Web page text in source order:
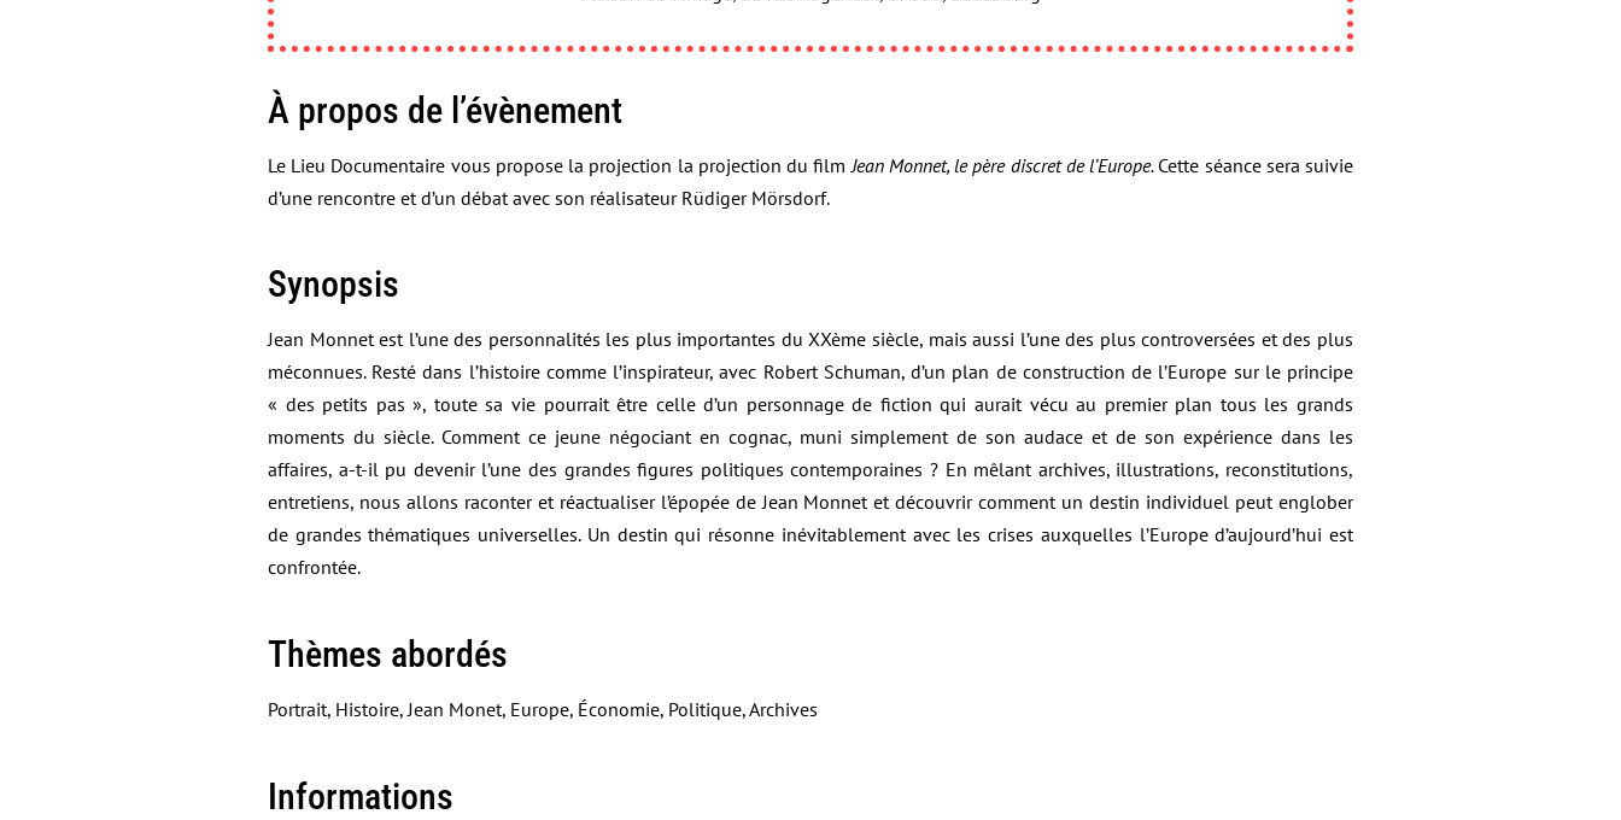
À propos de l’évènement
Le Lieu Documentaire vous propose la projection la projection du filmJean Monnet, le père discret de l’Europe. Cette séance sera suivie
d’une rencontre et d’un débat avec son réalisateur Rüdiger Mörsdorf.
Synopsis
Jean Monnet est l’une des personnalités les plus importantes du XXème siècle, mais aussi l’une des plus controversées et des plus
méconnues. Resté dans l’histoire comme l’inspirateur, avec Robert Schuman, d’un plan de construction de l’Europe sur le principe
« des petits pas », toute sa vie pourrait être celle d’un personnage de fiction qui aurait vécu au premier plan tous les grands
moments du siècle. Comment ce jeune négociant en cognac, muni simplement de son audace et de son expérience dans les
affaires, a-t-il pu devenir l’une des grandes figures politiques contemporaines ? En mêlant archives, illustrations, reconstitutions,
entretiens, nous allons raconter et réactualiser l’épopée de Jean Monnet et découvrir comment un destin individuel peut englober
de grandes thématiques universelles. Un destin qui résonne inévitablement avec les crises auxquelles l’Europe d’aujourd’hui est
confrontée.
Thèmes abordés
Portrait, Histoire, Jean Monet, Europe, Économie, Politique, Archives
Informations